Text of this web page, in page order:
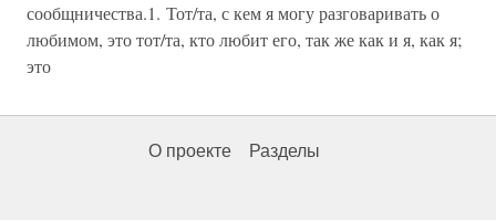
сообщничества.1. Тот/та, с кем я могу разговаривать о
любимом, это тот/та, кто любит его, так же как и я, как я;
это
О проекте Разделы